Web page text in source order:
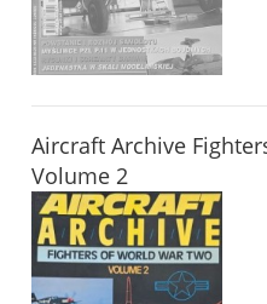
Aircraft Archive
Volume 2